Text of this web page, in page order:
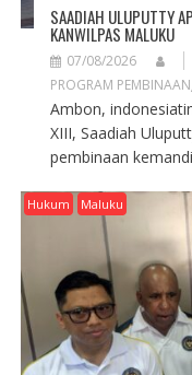
SAADIAH ULUPUTTY
KANWILPAS MALUKU
07/08/2026
PROGRAM PEMBINAAN
Ambon,
XIII, Saadiah
pembinaan
Hukum Maluku